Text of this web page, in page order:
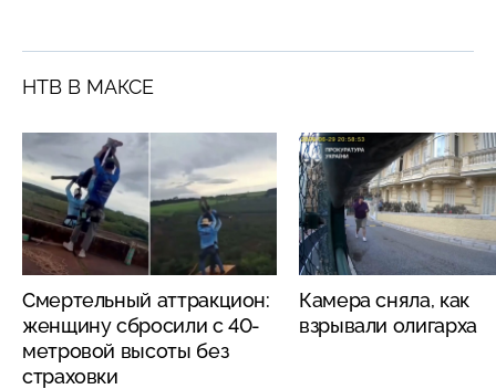
НТВ В МАКСЕ
Смертельный аттракцион:
женщину сбросили с 40-
метровой высоты без
страховки
Камера сняла, как
взрывали олигарха